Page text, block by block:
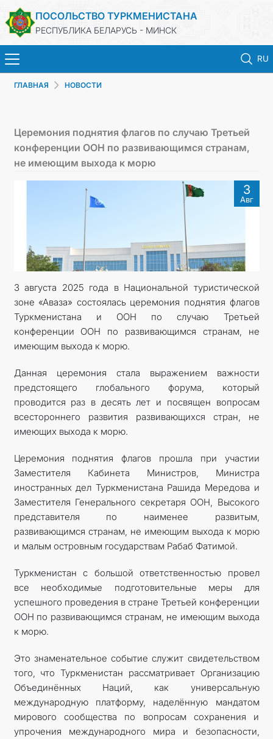
ПОСОЛЬСТВО ТУРКМЕНИСТАНА
РЕСПУБЛИКА БЕЛАРУСЬ - МИНСК
RU
ТУРКМЕНИСТАН
КОНСУЛЬСКИЕ УСЛУГИ
КОНТАКТНЫЕ ДАННЫЕ
ГЛАВНАЯ НОВОСТИ
Церемония поднятия флагов по случаю Третьей
конференции ООН по развивающимся странам,
не имеющим выхода к морю
3
Авг
3 августа 2025 года в Национальной туристической
зоне «Аваза» состоялась церемония поднятия флагов
Туркменистана и ООН по случаю Третьей
конференции ООН по развивающимся странам, не
имеющим выхода к морю.
Данная церемония стала выражением важности
предстоящего глобального форума, который
проводится раз в десять лет и посвящен вопросам
всестороннего развития развивающихся стран, не
имеющих выхода к морю.
Церемония поднятия флагов прошла при участии
Заместителя Кабинета Министров, Министра
иностранных дел Туркменистана Рашида Мередова и
Заместителя Генерального секретаря ООН, Высокого
представителя по наименее развитым,
развивающимся странам, не имеющим выхода к морю
и малым островным государствам Рабаб Фатимой.
Туркменистан с большой ответственностью провел
все необходимые подготовительные меры для
успешного проведения в стране Третьей конференции
ООН по развивающимся странам, не имеющим выхода
к морю.
Это знаменательное событие служит свидетельством
того, что Туркменистан рассматривает Организацию
Объединённых Наций, как универсальную
международную платформу, наделённую мандатом
мирового сообщества по вопросам сохранения и
упрочения международного мира и безопасности,